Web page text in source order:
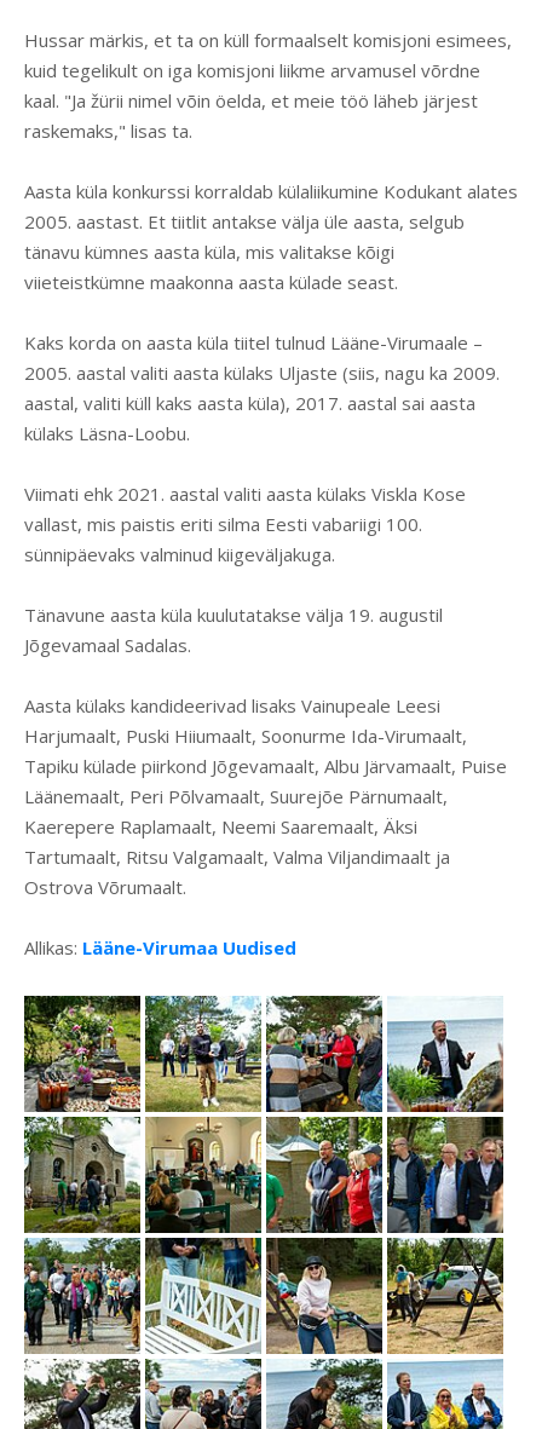
Hussar märkis, et ta on küll formaalselt komisjoni esimees,
kuid tegelikult on iga komisjoni liikme arvamusel võrdne
kaal. "Ja žürii nimel võin öelda, et meie töö läheb järjest
raskemaks," lisas ta.
Aasta küla konkurssi korraldab külaliikumine Kodukant alates
2005. aastast. Et tiitlit antakse välja üle aasta, selgub
tänavu kümnes aasta küla, mis valitakse kõigi
viieteistkümne maakonna aasta külade seast.
Kaks korda on aasta küla tiitel tulnud Lääne-Virumaale –
2005. aastal valiti aasta külaks Uljaste (siis, nagu ka 2009.
aastal, valiti küll kaks aasta küla), 2017. aastal sai aasta
külaks Läsna-Loobu.
Viimati ehk 2021. aastal valiti aasta külaks Viskla Kose
vallast, mis paistis eriti silma Eesti vabariigi 100.
sünnipäevaks valminud kiigeväljakuga.
Tänavune aasta küla kuulutatakse välja 19. augustil
Jõgevamaal Sadalas.
Aasta külaks kandideerivad lisaks Vainupeale Leesi
Harjumaalt, Puski Hiiumaalt, Soonurme Ida-Virumaalt,
Tapiku külade piirkond Jõgevamaalt, Albu Järvamaalt, Puise
Läänemaalt, Peri Põlvamaalt, Suurejõe Pärnumaalt,
Kaerepere Raplamaalt, Neemi Saaremaalt, Äksi
Tartumaalt, Ritsu Valgamaalt, Valma Viljandimaalt ja
Ostrova Võrumaalt.
Allikas: Lääne-Virumaa Uudised